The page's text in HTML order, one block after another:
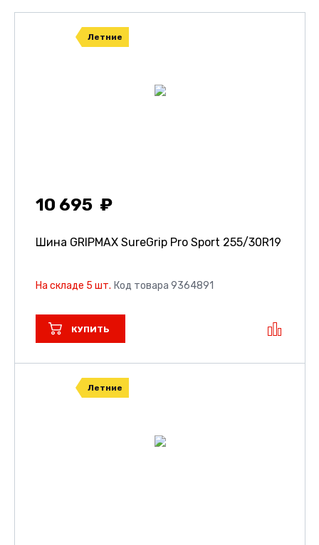
Летние
10 695
Шина GRIPMAX SureGrip Pro Sport 255/30R19
На складе 5 шт. Код товара 9364891
КУПИТЬ
Летние